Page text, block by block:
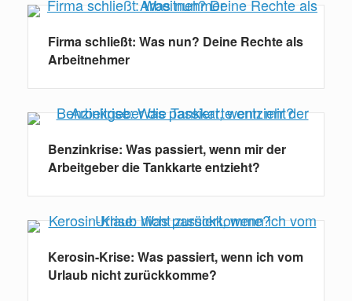
Firma schließt: Was nun? Deine Rechte als
Arbeitnehmer
Benzinkrise: Was passiert, wenn mir der
Arbeitgeber die Tankkarte entzieht?
Kerosin-Krise: Was passiert, wenn ich vom
Urlaub nicht zurückkomme?